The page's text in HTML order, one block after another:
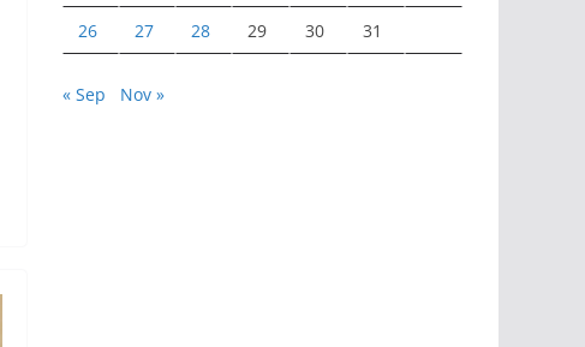
26 27 28 29 30 31
« Sep Nov »